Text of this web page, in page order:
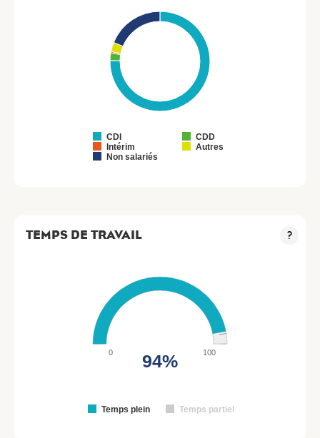
CDI
CDD
Intérim
Autres
Non salariés
TEMPS DE TRAVAIL ?
Temps plein Temps partiel
0 100
94%